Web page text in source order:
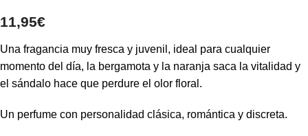
11,95€
Una fragancia muy fresca y juvenil, ideal para cualquier
momento del día, la bergamota y la naranja saca la vitalidad y
el sándalo hace que perdure el olor floral.
Un perfume con personalidad clásica, romántica y discreta.